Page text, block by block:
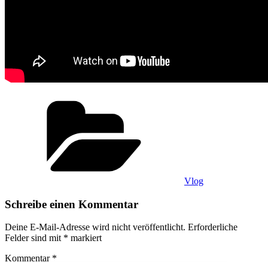
Vlog
Schreibe einen Kommentar
Deine E-Mail-Adresse wird nicht veröffentlicht. Erforderliche
Felder sind mit * markiert
Kommentar *